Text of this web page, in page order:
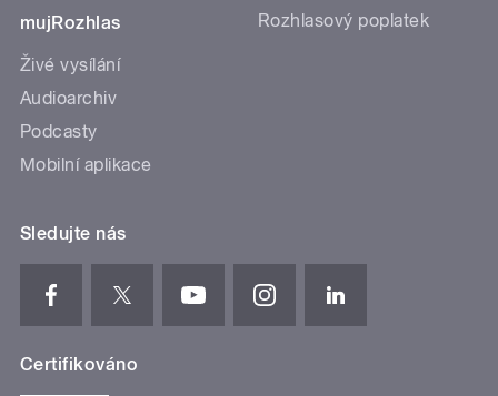
mujRozhlas
Živé vysílání
Audioarchiv
Podcasty
Mobilní aplikace
Rozhlasový poplatek
Sledujte nás
Certifikováno